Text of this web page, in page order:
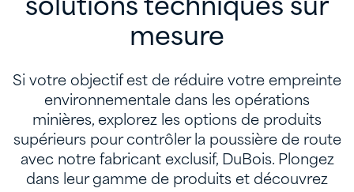
solutions techniques sur
mesure
Si votre objectif est de réduire votre empreinte
environnementale dans les opérations
minières, explorez les options de produits
supérieurs pour contrôler la poussière de route
avec notre fabricant exclusif, DuBois. Plongez
dans leur gamme de produits et découvrez